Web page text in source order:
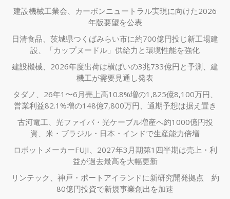
建設機械工業会、カーボンニュートラル実現に向けた2026
年版要望を公表
日清食品、茨城県つくばみらい市に約700億円投じ新工場建
設、「カップヌードル」供給力と環境性能を強化
建設機械、2026年度出荷は横ばいの3兆733億円と予測、建
機工が需要見通し発表
タダノ、26年1〜6月売上高10.8%増の1,825億8,100万円、
営業利益82.1%増の148億7,800万円、通期予想は据え置き
古河電工、光ファイバ・光ケーブル増産へ約1000億円投
資、米・ブラジル・日本・インドで生産能力倍増
ロボットメーカーFUJI、2027年3月期第1四半期は売上・利
益が過去最高を大幅更新
リンテック、神戸・ポートアイランドに新研究開発拠点 約
80億円投資で新規事業創出を加速